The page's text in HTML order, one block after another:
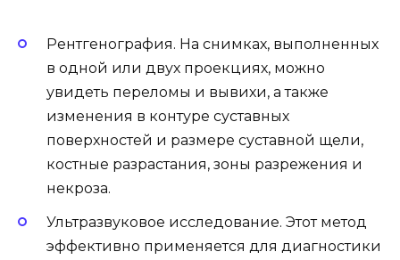
Рентгенография. На снимках, выполненных
в одной или двух проекциях, можно
увидеть переломы и вывихи, а также
изменения в контуре суставных
поверхностей и размере суставной щели,
костные разрастания, зоны разрежения и
некроза.
Ультразвуковое исследование. Этот метод
эффективно применяется для диагностики